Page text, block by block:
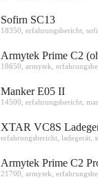
Sofirn SC13
18350 erfahrungsbericht,
Armytek Prime C2
18650 armytek
Manker E05 II
14500 erfahrungsbericht,
XTAR VC8S
erfahrungsbericht, ladegerät,
Armytek Prime C2
21700 armytek